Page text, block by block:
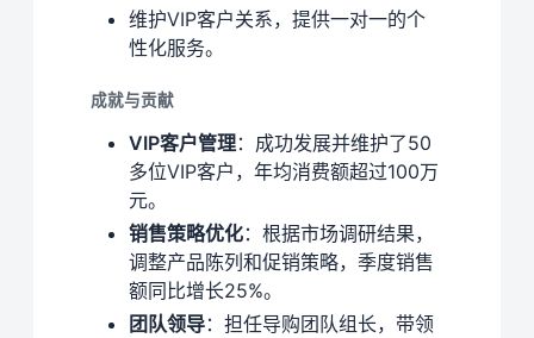
维护VIP客户关系，提供一对一的个
性化服务。
成就与贡献
VIP客户管理：成功发展并维护了50
多位VIP客户，年均消费额超过100万
元。
销售策略优化：根据市场调研结果，
调整产品陈列和促销策略，季度销售
额同比增长25%。
团队领导：担任导购团队组长，带领